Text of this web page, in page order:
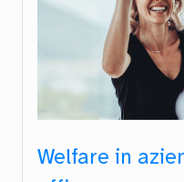
Welfare in